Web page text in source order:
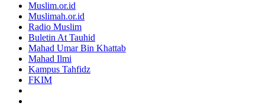
Muslim.or.id
Muslimah.or.id
Radio Muslim
Buletin At Tauhid
Mahad Umar Bin Khattab
Mahad Ilmi
Kampus Tahfidz
FKIM